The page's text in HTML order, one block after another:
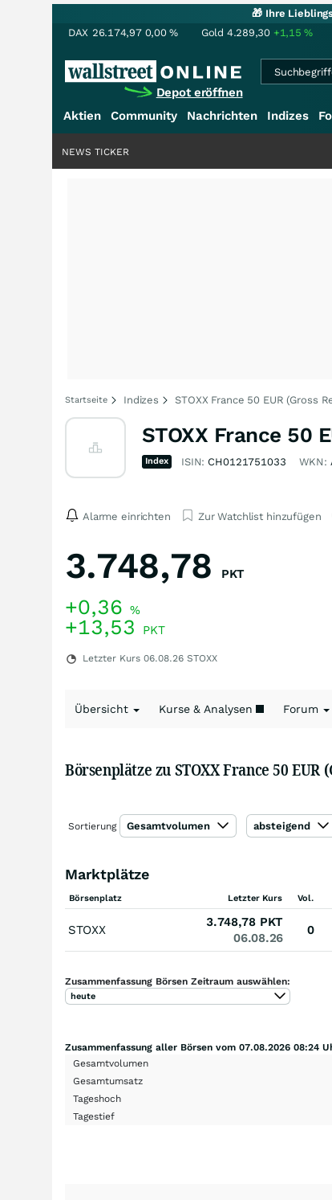
🎁 Ihre
DAX 26.174,97 0,00% Gold 4.289,30 +1,15%
Depot eröffnen
Aktien Community Nachrichten Indizes
NEWS TICKER
Startseite Indizes STOXX France 50 EUR (Gross
STOXX France 50
Index ISIN: CH0121751033 WKN:
Alarme einrichten Zur Watchlist hinzufügen
3.748,78 PKT
+0,36 %
+13,53 PKT
Letzter Kurs 06.08.26 STOXX
Übersicht Kurse & Analysen Forum
Börsenplätze zu STOXX France 50 EUR
Sortierung Gesamtvolumen absteigend
Marktplätze
Börsenplatz Letzter Kurs Vol.
STOXX
3.748,78 PKT
06.08.26
0
Zusammenfassung Börsen Zeitraum auswählen:
heute
Zusammenfassung aller Börsen vom 07.08.2026 08:24
Gesamtvolumen
Gesamtumsatz
Tageshoch
Tagestief